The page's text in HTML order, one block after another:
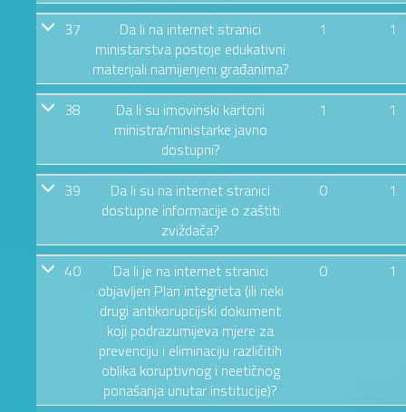
37
Da li na internet stranici
ministarstva postoje edukativni
materijali namijenjeni građanima?
1 1
38
Da li su imovinski kartoni
ministra/ministarke javno
dostupni?
1 1
39
Da li su na internet stranici
dostupne informacije o zaštiti
zviždača?
0 1
40
Da li je na internet stranici
objavljen Plan integrieta (ili neki
drugi antikorupcijski dokument
koji podrazumijeva mjere za
prevenciju i eliminaciju različitih
oblika koruptivnog i neetičnog
ponašanja unutar institucije)?
0 1